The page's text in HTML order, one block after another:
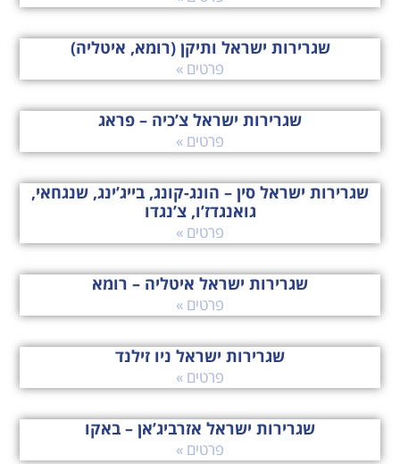
שגרירות ישראל ותיקן (רומא, איטליה)
פרטים »
שגרירות ישראל צ’כיה – פראג
פרטים »
שגרירות ישראל סין – הונג-קונג, בייג’ינג, שנגחאי,
גואנגדז’ו, צ’נגדו
פרטים »
שגרירות ישראל איטליה – רומא
פרטים »
שגרירות ישראל ניו זילנד
פרטים »
שגרירות ישראל אזרביג’אן – באקו
פרטים »